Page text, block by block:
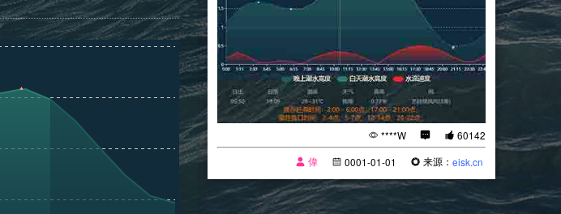
****W
60142
偉
0001-01-01 来源：eisk.cn